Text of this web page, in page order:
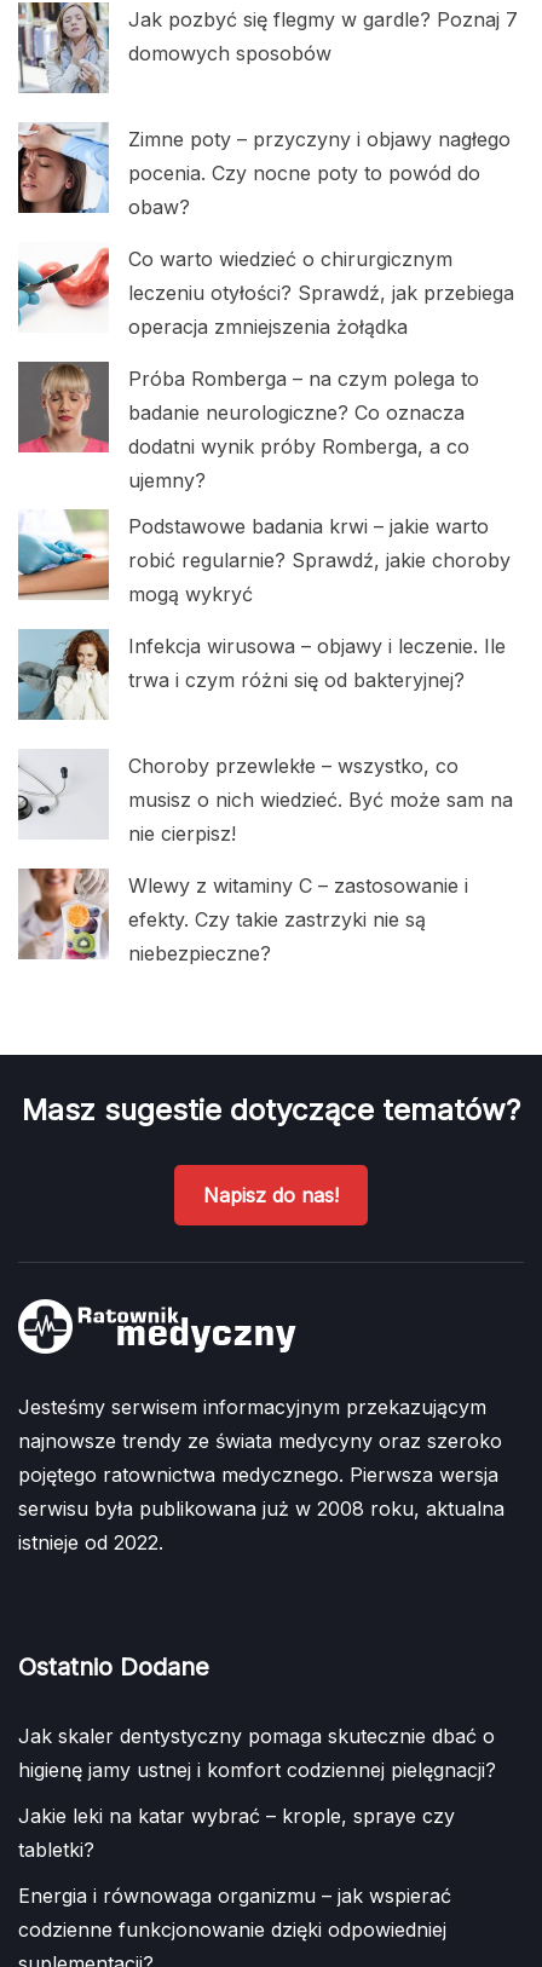
Jak pozbyć się flegmy w gardle? Poznaj 7
domowych sposobów
Zimne poty – przyczyny i objawy nagłego
pocenia. Czy nocne poty to powód do
obaw?
Co warto wiedzieć o chirurgicznym
leczeniu otyłości? Sprawdź, jak przebiega
operacja zmniejszenia żołądka
Próba Romberga – na czym polega to
badanie neurologiczne? Co oznacza
dodatni wynik próby Romberga, a co
ujemny?
Podstawowe badania krwi – jakie warto
robić regularnie? Sprawdź, jakie choroby
mogą wykryć
Infekcja wirusowa – objawy i leczenie. Ile
trwa i czym różni się od bakteryjnej?
Choroby przewlekłe – wszystko, co
musisz o nich wiedzieć. Być może sam na
nie cierpisz!
Wlewy z witaminy C – zastosowanie i
efekty. Czy takie zastrzyki nie są
niebezpieczne?
Masz sugestie dotyczące tematów?
Napisz do nas!
Jesteśmy serwisem informacyjnym przekazującym
najnowsze trendy ze świata medycyny oraz szeroko
pojętego ratownictwa medycznego. Pierwsza wersja
serwisu była publikowana już w 2008 roku, aktualna
istnieje od 2022.
Ostatnio Dodane
Jak skaler dentystyczny pomaga skutecznie dbać o
higienę jamy ustnej i komfort codziennej pielęgnacji?
Jakie leki na katar wybrać – krople, spraye czy
tabletki?
Energia i równowaga organizmu – jak wspierać
codzienne funkcjonowanie dzięki odpowiedniej